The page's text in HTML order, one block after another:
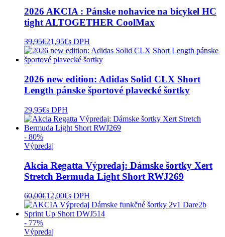
2026 AKCIA : Pánske nohavice na bicykel HC
tight ALTOGETHER CoolMax
39,95€21,95€s DPH
2026 new edition: Adidas Solid CLX Short
Length pánske športové plavecké šortky
29,95€s DPH
- 80%
Výpredaj
Akcia Regatta Výpredaj: Dámske šortky Xert
Stretch Bermuda Light Short RWJ269
60,00€12,00€s DPH
- 77%
Výpredaj